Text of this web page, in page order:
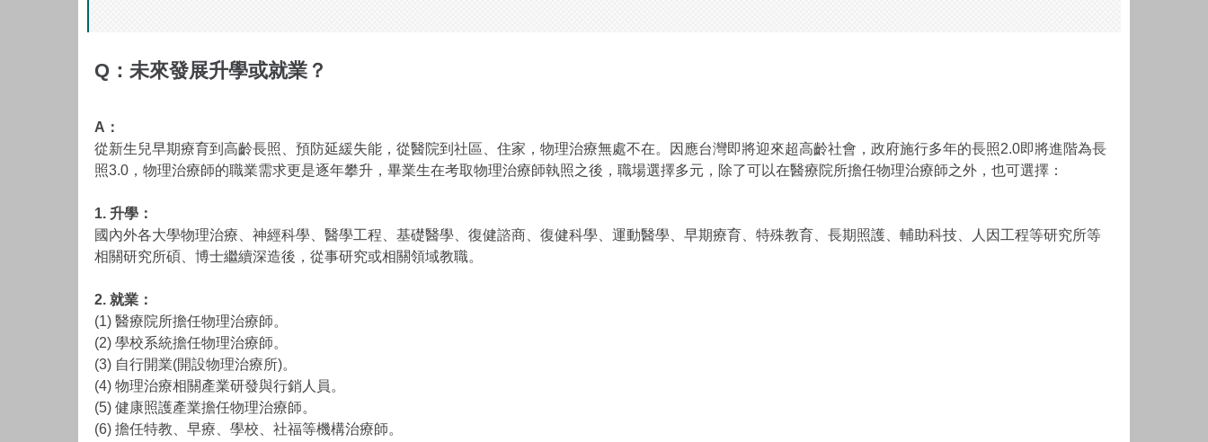
Q：未來發展升學或就業？
A：
從新生兒早期療育到高齡長照、預防延緩失能，從醫院到社區、住家，物理治療無處不在。因應台灣即將迎來超高齡社會，政府施行多年的長照2.0即將進階為長
照3.0，物理治療師的職業需求更是逐年攀升，畢業生在考取物理治療師執照之後，職場選擇多元，除了可以在醫療院所擔任物理治療師之外，也可選擇：
1. 升學：
國內外各大學物理治療、神經科學、醫學工程、基礎醫學、復健諮商、復健科學、運動醫學、早期療育、特殊教育、長期照護、輔助科技、人因工程等研究所等
相關研究所碩、博士繼續深造後，從事研究或相關領域教職。
2. 就業：
(1) 醫療院所擔任物理治療師。
(2) 學校系統擔任物理治療師。
(3) 自行開業(開設物理治療所)。
(4) 物理治療相關產業研發與行銷人員。
(5) 健康照護產業擔任物理治療師。
(6) 擔任特教、早療、學校、社福等機構治療師。